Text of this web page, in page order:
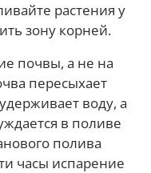
растения у
зону корней.
почвы, а не на
пересыхает
воду, а
в поливе
полива
часы испарение